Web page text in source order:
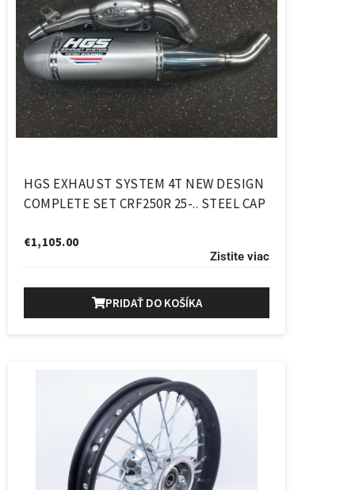
HGS EXHAUST SYSTEM 4T NEW DESIGN
COMPLETE SET CRF250R 25-.. STEEL CAP
€1,105.00
Zistite viac
PRIDAŤ DO KOŠÍKA